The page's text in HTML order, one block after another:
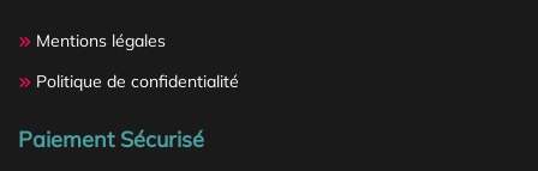
Mentions légales
Politique de confidentialité
Paiement Sécurisé